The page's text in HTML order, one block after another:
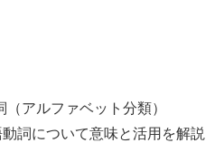
アルファベット分類）
詞について意味と活用を解説